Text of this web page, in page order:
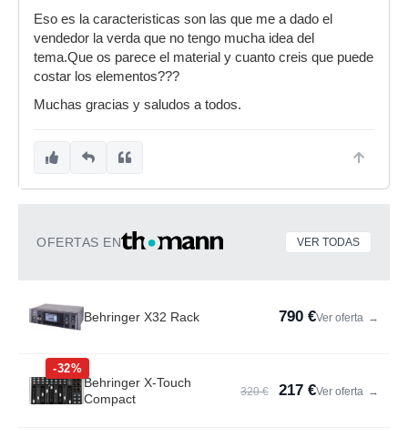
Eso es la caracteristicas son las que me a dado el
vendedor la verda que no tengo mucha idea del
tema.Que os parece el material y cuanto creis que puede
costar los elementos???
Muchas gracias y saludos a todos.
OFERTAS EN VER TODAS
Behringer X32 Rack 790 €Ver oferta →
-32%
Behringer X-Touch
Compact
320 € 217 €Ver oferta →